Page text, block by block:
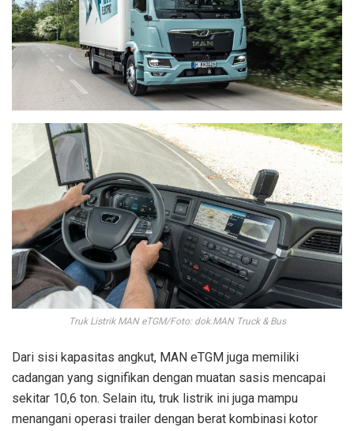
Truk Listrik MAN eTGM/Foto: dok.MAN Truck & Bus
Dari sisi kapasitas angkut, MAN eTGM juga memiliki
cadangan yang signifikan dengan muatan sasis mencapai
sekitar 10,6 ton. Selain itu, truk listrik ini juga mampu
menangani operasi trailer dengan berat kombinasi kotor